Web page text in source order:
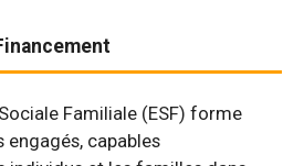
Familiale (ESF) forme
capables